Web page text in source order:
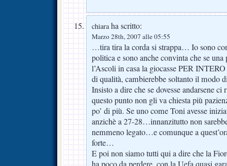
chiaraha scritto:
Marzo 28th, 2007 alle 05:55
…tira tira la corda si strappa… Io sono
politica e sono anche convinta che se
l’Ascoli in casa la giocasse PER
di qualità, cambierebbe soltanto il modo
Insisto a dire che se dovesse andarsene
questo punto non gli va chiesta più
po’ di più. Se uno come Toni avesse
anzichè a 27-28…innanzitutto non
nemmeno legato…e comunque a
forte…
E poi non siamo tutti qui a dire che la